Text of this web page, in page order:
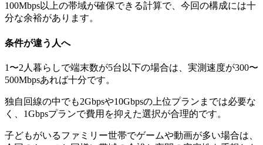
100Mbps以上の帯域が確保できる計算で、今回の構成には十
分な余裕があります。
条件が違う人へ
1〜2人暮らしで端末数が5台以下の場合は、実測速度が300〜
500Mbpsあれば十分です。
独自回線の中でも2Gbpsや10Gbpsの上位プランまでは必要な
く、1Gbpsプランで費用を抑えた選択が合理的です。
子どもがいるファミリー世帯でゲームや動画が多い場合は、